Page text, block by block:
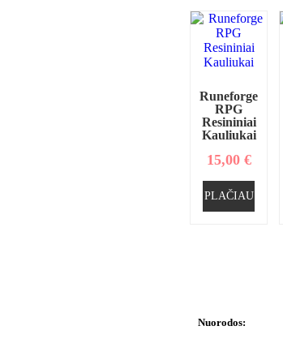
Runeforge
RPG
Resininiai
Kauliukai
15,00 €
PLAČIAU
Nuorodos: